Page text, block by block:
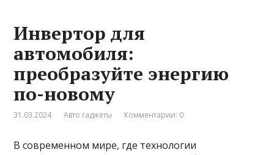
Инвертор для
автомобиля:
преобразуйте энергию
по-новому
31.03.2024 Авто гаджеты Комментарии: 0
В современном мире, где технологии